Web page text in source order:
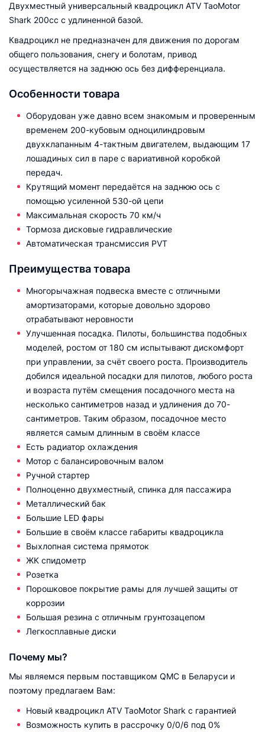
Двухместный универсальный квадроцикл ATV TaoMotor
Shark 200cc с удлиненной базой.
Квадроцикл не предназначен для движения по дорогам
общего пользования, снегу и болотам, привод
осуществляется на заднюю ось без дифференциала.
Особенности товара
Оборудован уже давно всем знакомым и проверенным
временем 200-кубовым одноцилиндровым
двухклапанным 4-тактным двигателем, выдающим 17
лошадиных сил в паре с вариативной коробкой
передач.
Крутящий момент передаётся на заднюю ось с
помощью усиленной 530-ой цепи
Максимальная скорость 70 км/ч
Тормоза дисковые гидравлические
Автоматическая трансмиссия PVT
Преимущества товара
Многорычажная подвеска вместе с отличными
амортизаторами, которые довольно здорово
отрабатывают неровности
Улучшенная посадка. Пилоты, большинства подобных
моделей, ростом от 180 см испытывают дискомфорт
при управлении, за счёт своего роста. Производитель
добился идеальной посадки для пилотов, любого роста
и возраста путём смещения посадочного места на
несколько сантиметров назад и удлинения до 70-
сантиметров. Таким образом, посадочное место
является самым длинным в своём классе
Есть радиатор охлаждения
Мотор с балансировочным валом
Ручной стартер
Полноценно двухместный, спинка для пассажира
Металлический бак
Большие LED фары
Большие в своём классе габариты квадроцикла
Выхлопная система прямоток
ЖК спидометр
Розетка
Порошковое покрытие рамы для лучшей защиты от
коррозии
Большая резина с отличным грунтозацепом
Легкосплавные диски
Почему мы?
Мы являемся первым поставщиком QMC в Беларуси и
поэтому предлагаем Вам:
Новый квадроцикл ATV TaoMotor Shark с гарантией
Возможность купить в рассрочку 0/0/6 под 0%